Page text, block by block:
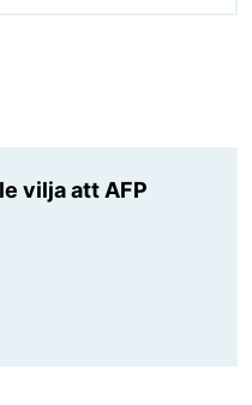
vilja att AFP